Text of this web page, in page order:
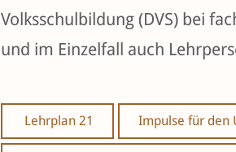
Volksschulbildung (DVS) bei
und im Einzelfall auch
Lehrplan 21 Impulse für den